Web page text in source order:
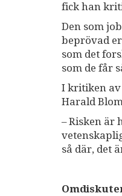
fick han
Den som
beprövad
som det
som de får
I kritiken av
Harald
– Risken är
så där, det